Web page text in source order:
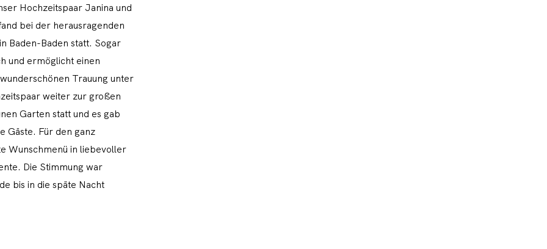
Hochzeitspaar Janina und
bei der herausragenden
Baden-Baden statt. Sogar
und ermöglicht einen
Trauung unter
weiter zur großen
Garten statt und es gab
Gäste. Für den ganz
Wunschmenü in liebevoller
Die Stimmung war
bis in die späte Nacht